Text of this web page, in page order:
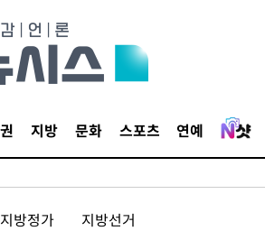
지방 문화 스포츠 연예
지방정가 지방선거